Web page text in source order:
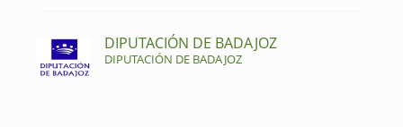
DIPUTACIÓN DE BADAJOZ
DIPUTACIÓN DE BADAJOZ